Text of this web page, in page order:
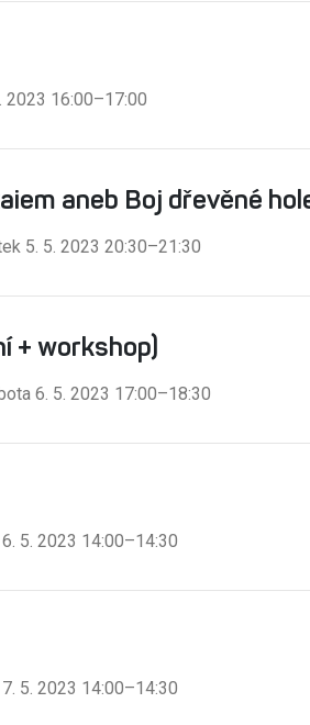
2023 16:00–17:00
aneb Boj dřevěné
5. 5. 2023 20:30–21:30
+ workshop)
6. 5. 2023 17:00–18:30
5. 2023 14:00–14:30
5. 2023 14:00–14:30